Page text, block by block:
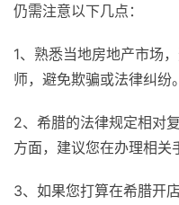
仍需注意以下几点：
1、熟悉当地房地产市场
师，避免欺骗或法律纠纷。
2、希腊的法律规定相对
方面，建议您在办理相关
3、如果您打算在希腊开